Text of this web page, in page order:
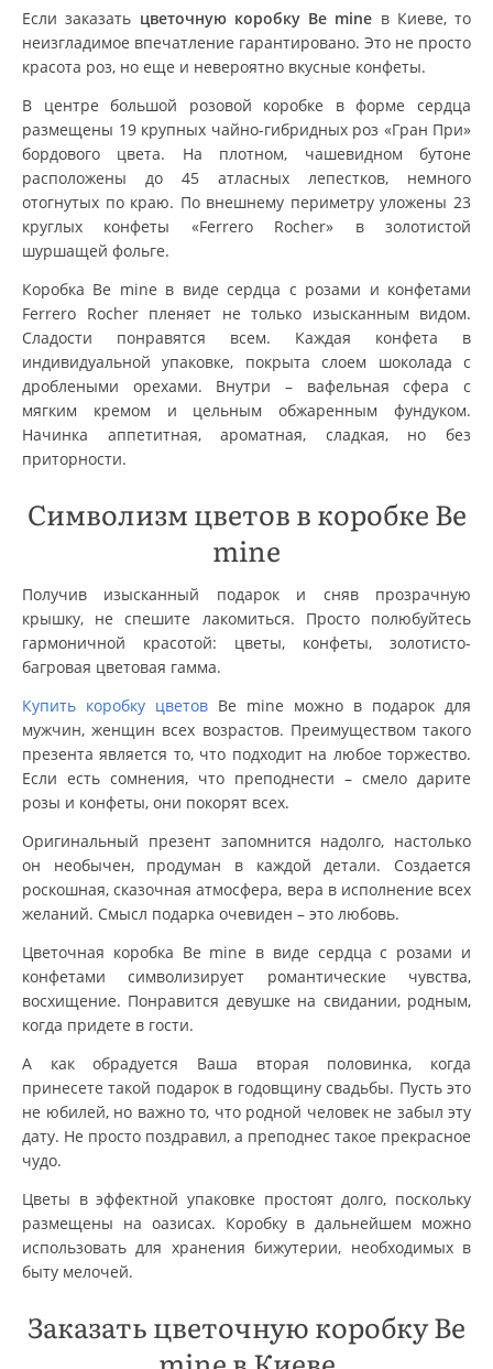
Если заказать цветочную коробку Be mine в Киеве, то
неизгладимое впечатление гарантировано. Это не просто
красота роз, но еще и невероятно вкусные конфеты.
В центре большой розовой коробке в форме сердца
размещены 19 крупных чайно-гибридных роз «Гран При»
бордового цвета. На плотном, чашевидном бутоне
расположены до 45 атласных лепестков, немного
отогнутых по краю. По внешнему периметру уложены 23
круглых конфеты «Ferrero Rocher» в золотистой
шуршащей фольге.
Коробка Be mine в виде сердца с розами и конфетами
Ferrero Rocher пленяет не только изысканным видом.
Сладости понравятся всем. Каждая конфета в
индивидуальной упаковке, покрыта слоем шоколада с
дроблеными орехами. Внутри – вафельная сфера с
мягким кремом и цельным обжаренным фундуком.
Начинка аппетитная, ароматная, сладкая, но без
приторности.
Символизм цветов в коробке Be
mine
Получив изысканный подарок и сняв прозрачную
крышку, не спешите лакомиться. Просто полюбуйтесь
гармоничной красотой: цветы, конфеты, золотисто-
багровая цветовая гамма.
Купить коробку цветов Be mine можно в подарок для
мужчин, женщин всех возрастов. Преимуществом такого
презента является то, что подходит на любое торжество.
Если есть сомнения, что преподнести – смело дарите
розы и конфеты, они покорят всех.
Оригинальный презент запомнится надолго, настолько
он необычен, продуман в каждой детали. Создается
роскошная, сказочная атмосфера, вера в исполнение всех
желаний. Смысл подарка очевиден – это любовь.
Цветочная коробка Be mine в виде сердца с розами и
конфетами символизирует романтические чувства,
восхищение. Понравится девушке на свидании, родным,
когда придете в гости.
А как обрадуется Ваша вторая половинка, когда
принесете такой подарок в годовщину свадьбы. Пусть это
не юбилей, но важно то, что родной человек не забыл эту
дату. Не просто поздравил, а преподнес такое прекрасное
чудо.
Цветы в эффектной упаковке простоят долго, поскольку
размещены на оазисах. Коробку в дальнейшем можно
использовать для хранения бижутерии, необходимых в
быту мелочей.
Заказать цветочную коробку Be